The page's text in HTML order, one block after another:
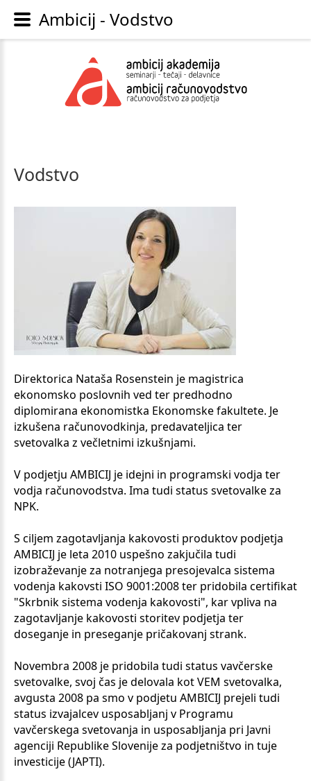
Vodstvo
Direktorica Nataša Rosenstein je magistrica
ekonomsko poslovnih ved ter predhodno
diplomirana ekonomistka Ekonomske fakultete. Je
izkušena računovodkinja, predavateljica ter
svetovalka z večletnimi izkušnjami.
V podjetju AMBICIJ je idejni in programski vodja ter
vodja računovodstva. Ima tudi status svetovalke za
NPK.
S ciljem zagotavljanja kakovosti produktov podjetja
AMBICIJ je leta 2010 uspešno zakjučila tudi
izobraževanje za notranjega presojevalca sistema
vodenja kakovsti ISO 9001:2008 ter pridobila certifikat
"Skrbnik sistema vodenja kakovosti", kar vpliva na
zagotavljanje kakovosti storitev podjetja ter
doseganje in preseganje pričakovanj strank.
Novembra 2008 je pridobila tudi status vavčerske
svetovalke, svoj čas je delovala kot VEM svetovalka,
avgusta 2008 pa smo v podjetu AMBICIJ prejeli tudi
status izvajalcev usposabljanj v Programu
vavčerskega svetovanja in usposabljanja pri Javni
agenciji Republike Slovenije za podjetništvo in tuje
investicije (JAPTI).
Ambicij - Vodstvo